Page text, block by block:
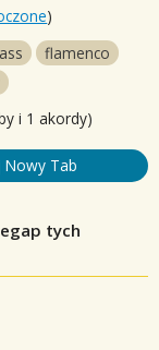
)
flamenco
i 1 akordy)
Nowy Tab
tych